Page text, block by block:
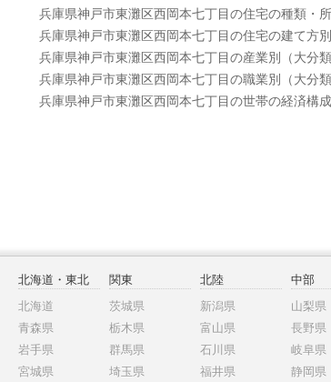
兵庫県神戸市東灘区西岡本七丁目の住宅の種類・
兵庫県神戸市東灘区西岡本七丁目の住宅の建て方
兵庫県神戸市東灘区西岡本七丁目の産業別（大分
兵庫県神戸市東灘区西岡本七丁目の職業別（大分
兵庫県神戸市東灘区西岡本七丁目の世帯の経済構
北海道・東北
北海道
青森県
岩手県
宮城県
関東
茨城県
栃木県
群馬県
埼玉県
北陸
新潟県
富山県
石川県
福井県
中部
山梨県
長野県
岐阜県
静岡県